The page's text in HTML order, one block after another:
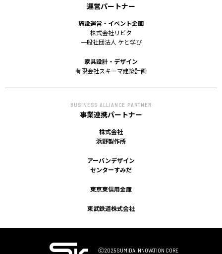
運営パートナー
施設運営・イベント企画
株式会社リビタ
一般社団法人 ケと学び
家具設計・デザイン
有限会社スキーマ建築計画
BUSINESS ALLIANCE PARTNER
事業連携パートナー
株式会社
浜野製作所
アーバンデザイン
センターすみだ
東京東信用金庫
東武鉄道株式会社
Ⓒ2025 SUMIDA INNOVATION CORE